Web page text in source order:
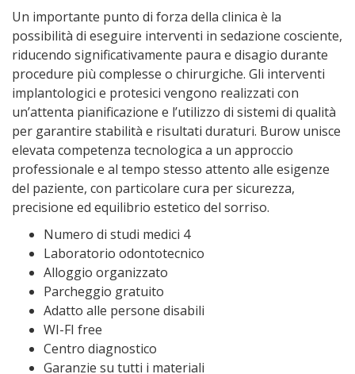
Un importante punto di forza della clinica è la
possibilità di eseguire interventi in sedazione cosciente,
riducendo significativamente paura e disagio durante
procedure più complesse o chirurgiche. Gli interventi
implantologici e protesici vengono realizzati con
un’attenta pianificazione e l’utilizzo di sistemi di qualità
per garantire stabilità e risultati duraturi. Burow unisce
elevata competenza tecnologica a un approccio
professionale e al tempo stesso attento alle esigenze
del paziente, con particolare cura per sicurezza,
precisione ed equilibrio estetico del sorriso.
Numero di studi medici 4
Laboratorio odontotecnico
Alloggio organizzato
Parcheggio gratuito
Adatto alle persone disabili
WI-FI free
Centro diagnostico
Garanzie su tutti i materiali